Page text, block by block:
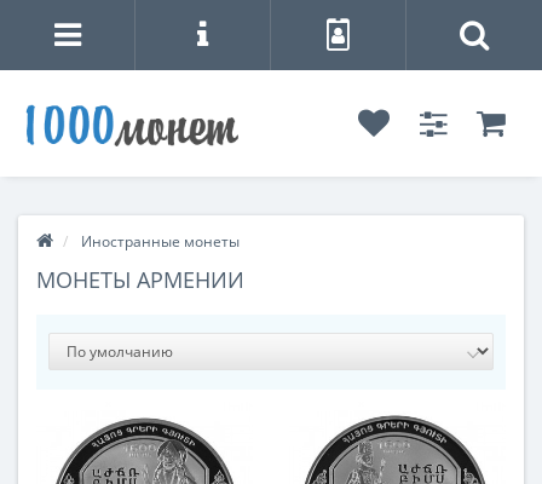
Иностранные монеты
МОНЕТЫ АРМЕНИИ